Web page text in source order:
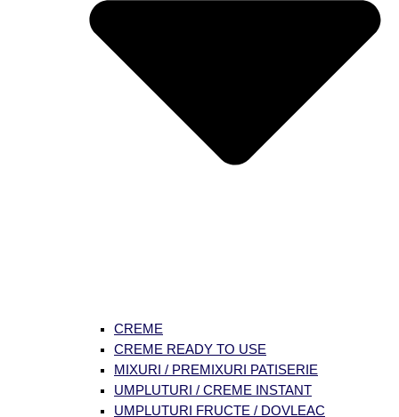
CREME
CREME READY TO USE
MIXURI / PREMIXURI PATISERIE
UMPLUTURI / CREME INSTANT
UMPLUTURI FRUCTE / DOVLEAC